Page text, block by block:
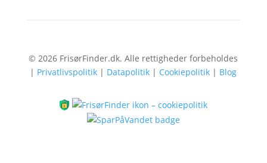
© 2026 FrisørFinder.dk. Alle rettigheder forbeholdes
| Privatlivspolitik | Datapolitik | Cookiepolitik | Blog